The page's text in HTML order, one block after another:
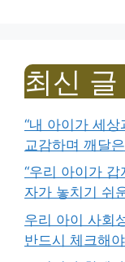
최신 글
“내 아이가 세
교감하며 깨달
“우리 아이가
자가 놓치기 쉬
우리 아이 사회
반드시 체크해